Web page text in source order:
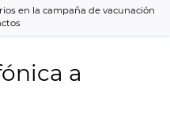
en la campaña de vacunación
a